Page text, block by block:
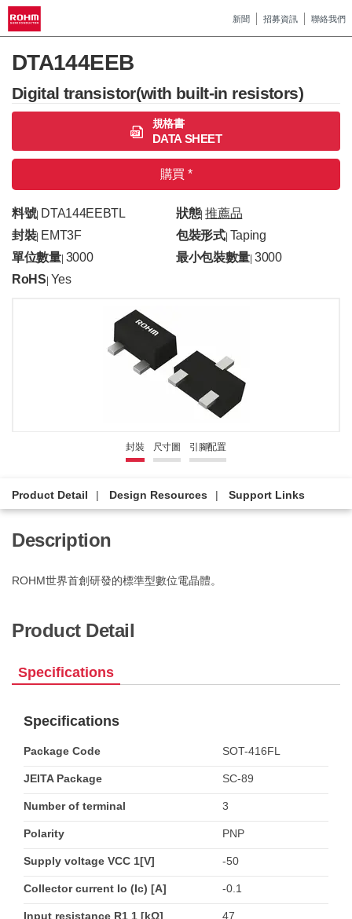
新聞 招募資訊 聯絡我們
DTA144EEB
Digital transistor(with built-in resistors)
規格書
DATA SHEET
購買 *
料號| DTA144EEBTL 狀態|推薦品
封裝| EMT3F 包裝形式| Taping
單位數量| 3000 最小包裝數量 |3000
RoHS Yes
封裝 尺寸圖 引腳配置
Product Detail Design Resources Support Links
Description
ROHM世界首創研發的標準型數位電晶體。
Product Detail
Specifications
Specifications
Package Code SOT-416FL
JEITA Package SC-89
Number of terminal 3
Polarity PNP
Supply voltage VCC 1[V] -50
Collector current Io (Ic) [A] -0.1
Input resistance R1 1 [kΩ] 47